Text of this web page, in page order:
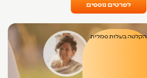
לפרטים נוספים
הקלטה בעלות סמלית